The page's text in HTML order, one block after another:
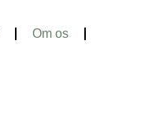
Om os